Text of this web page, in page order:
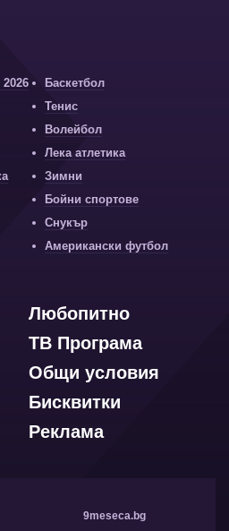
Баскетбол
Тенис
Волейбол
Лека атлетика
Зимни
Бойни спортове
Снукър
Американски футбол
Любопитно
ТВ Програма
Общи условия
Бисквитки
Реклама
9meseca.bg